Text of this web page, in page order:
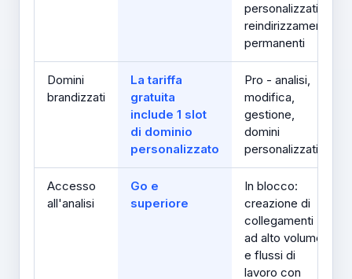
personalizzati,
reindirizzamenti
permanenti
Domini
brandizzati
La tariffa
gratuita
include 1 slot
di dominio
personalizzato
Pro - analisi,
modifica,
gestione,
domini
personalizzati
Accesso
all'analisi
Go e
superiore
In blocco:
creazione di
collegamenti
ad alto volume
e flussi di
lavoro con